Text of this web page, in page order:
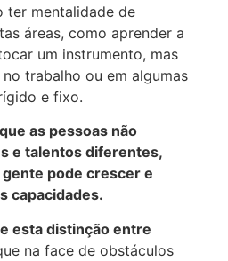
ter mentalidade de
áreas, como aprender a
um instrumento, mas
trabalho ou em algumas
e fixo.
as pessoas não
e talentos diferentes,
pode crescer e
capacidades.
esta distinção entre
na face de obstáculos